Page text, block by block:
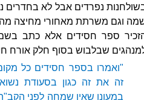
נפרדים אבל לא בחדרים
וגם משרתת מאחורי מחיצה
ספר חסידים אלא כתב בשם
שבלבוש בסוף חלק אורח
"ואמרו בספר חסידים כל
זה את זה כגון בסעודת
במעונו שאין שמחה לפני